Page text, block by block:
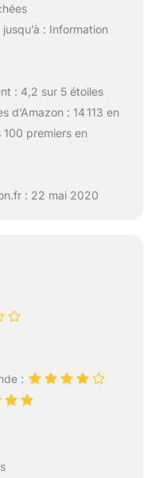
: Information
: 4,2 sur 5 étoiles
d’Amazon : 14 113 en
100 premiers en
: 22 mai 2020
: